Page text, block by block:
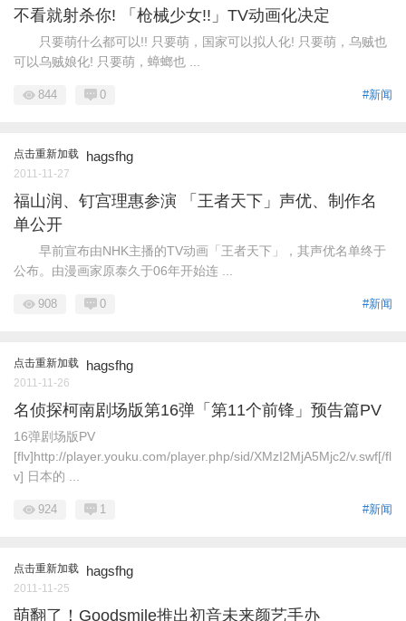
不看就射杀你! 「枪械少女!!」TV动画化决定
只要萌什么都可以!! 只要萌，国家可以拟人化! 只要萌，乌贼也
可以乌贼娘化! 只要萌，蟑螂也 ...
#新闻
844 0
点击重新加载 hagsfhg
2011-11-27
福山润、钉宫理惠参演 「王者天下」声优、制作名
单公开
早前宣布由NHK主播的TV动画「王者天下」，其声优名单终于
公布。由漫画家原泰久于06年开始连 ...
#新闻
908 0
点击重新加载 hagsfhg
2011-11-26
名侦探柯南剧场版第16弹「第11个前锋」预告篇PV
16弹剧场版PV
[flv]http://player.youku.com/player.php/sid/XMzI2MjA5Mjc2/v.swf[/fl
v] 日本的 ...
#新闻
924 1
点击重新加载 hagsfhg
2011-11-25
萌翻了！Goodsmile推出初音未来颜艺手办